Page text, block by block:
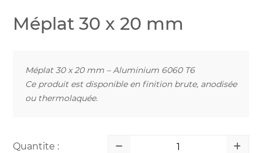
Méplat 30 x 20 mm
Méplat 30 x 20 mm – Aluminium 6060 T6
Ce produit est disponible en finition brute, anodisée
ou thermolaquée.
Quantite :